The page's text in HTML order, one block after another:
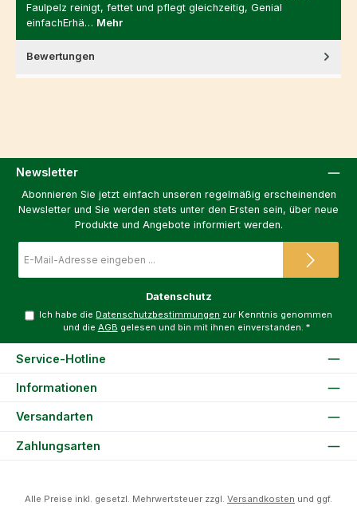
Faulpelz reinigt, fettet und pflegt gleichzeitig, Genial
einfachErhä… Mehr
Bewertungen
Newsletter
Abonnieren Sie jetzt einfach unseren regelmäßig erscheinenden
Newsletter und Sie werden stets unter den Ersten sein, über neue
Produkte und Angebote informiert werden.
Mail-
Adresse
Datenschutz
Ich habe die Datenschutzbestimmungen zur Kenntnis genommen
und die AGB gelesen und bin mit ihnen einverstanden. *
Service-Hotline
Informationen
Versandarten
Zahlungsarten
Alle Preise inkl. gesetzl. Mehrwertsteuer zzgl. Versandkosten und ggf.